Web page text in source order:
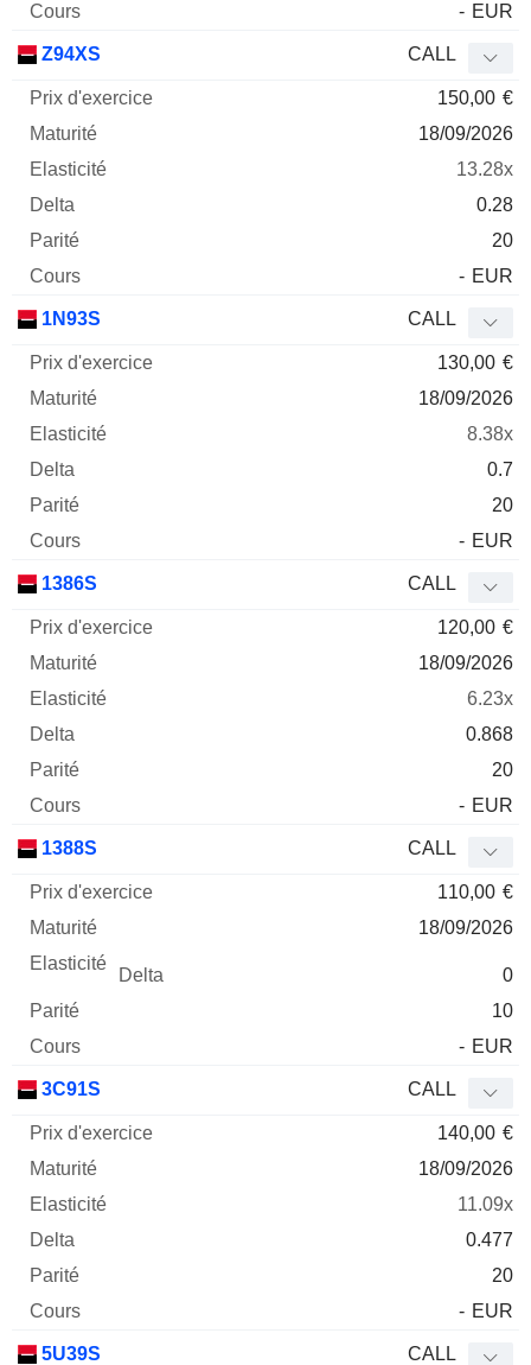
- EUR
Z94XS CALL
150,00 €
18/09/2026
13.28x
0.28
20
- EUR
1N93S CALL
130,00 €
18/09/2026
8.38x
0.7
20
- EUR
1386S CALL
120,00 €
18/09/2026
6.23x
0.868
20
- EUR
1388S CALL
110,00 €
18/09/2026
0
10
- EUR
3C91S CALL
140,00 €
18/09/2026
11.09x
0.477
20
- EUR
5U39S CALL